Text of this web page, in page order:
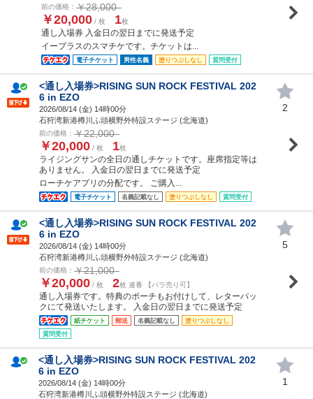
前の価格： ￥28,000
￥20,000 / 枚 1枚
通し入場券 入金日の翌日までに発送予定
イープラスのスマチケです。チケットは...
電子チケット 男性名義 塗りつぶしなし 質問受付
<通し入場券>RISING SUN ROCK FESTIVAL 202
6 in EZO
2026/08/14 (金) 14時00分
石狩湾新港樽川ふ頭横野外特設ステージ (北海道)
前の価格： ￥22,000
￥20,000 / 枚 1枚
ライジングサンの全日の通しチケットです。座席指定等は
ありません。 入金日の翌日までに発送予定
ローチケアプリの分配です。 ご購入...
電子チケット 名義記載なし 塗りつぶしなし 質問受付
2
<通し入場券>RISING SUN ROCK FESTIVAL 202
6 in EZO
2026/08/14 (金) 14時00分
石狩湾新港樽川ふ頭横野外特設ステージ (北海道)
前の価格： ￥21,000
￥20,000 / 枚 2枚 連番 【バラ売り可】
通し入場券です。特典のポーチもお付けして、レターパッ
クにて発送いたします。 入金日の翌日までに発送予定
紙チケット 郵送 名義記載なし
塗りつぶしなし
質問受付
5
<通し入場券>RISING SUN ROCK FESTIVAL 202
6 in EZO
2026/08/14 (金) 14時00分
石狩湾新港樽川ふ頭横野外特設ステージ (北海道)
1